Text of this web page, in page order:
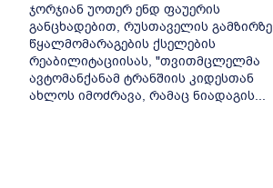
ჯორჯიან უოთერ ენდ ფაუერის
განცხადებით, რუსთაველის გამზირზე
წყალმომარაგების ქსელების
რეაბილიტაციისას, "თვითმცლელმა
ავტომანქანამ ტრანშიის კიდესთან
ახლოს იმოძრავა, რამაც ნიადაგის...